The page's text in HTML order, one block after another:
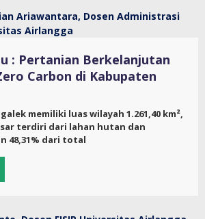
: Pertanian Berkelanjutan
Carbon di Kabupaten
memiliki luas wilayah 1.261,40 km²,
terdiri dari lahan hutan dan
48,31% dari total